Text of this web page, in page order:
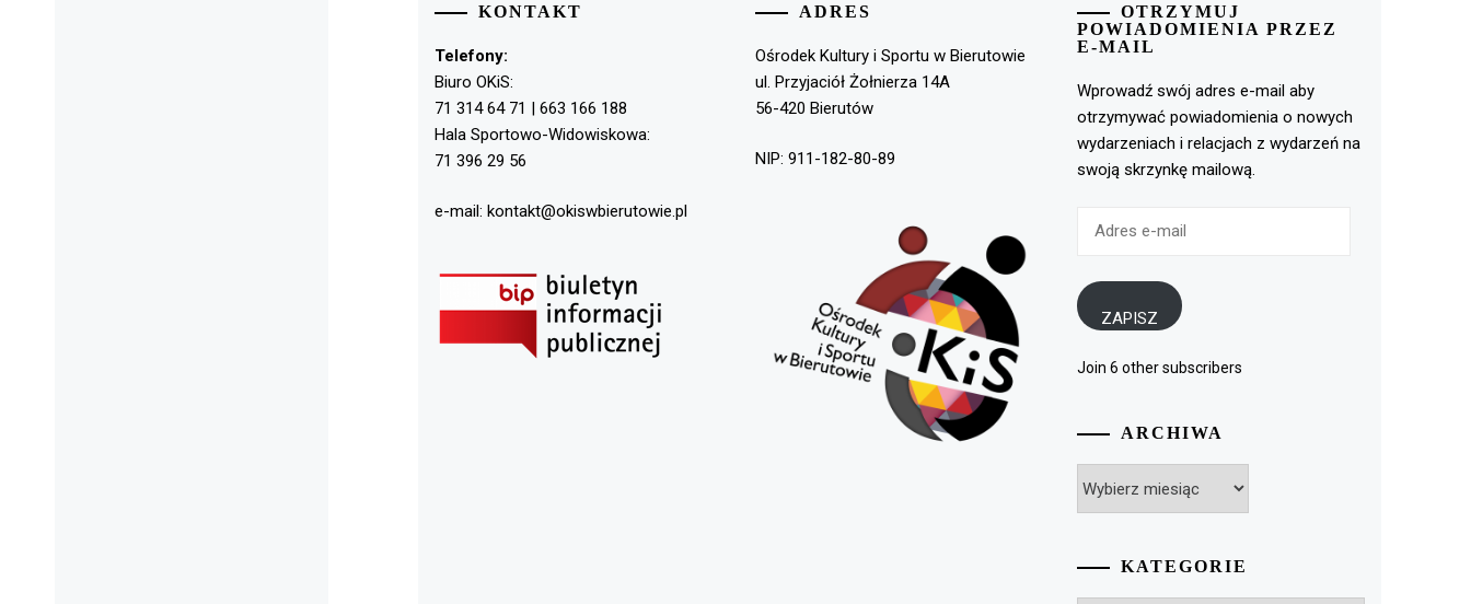
KONTAKT
Telefony:
Biuro OKiS:
71 314 64 71 | 663 166 188
Hala Sportowo-Widowiskowa:
71 396 29 56
e-mail: kontakt@okiswbierutowie.pl
ADRES
Ośrodek Kultury i Sportu w Bierutowie
ul. Przyjaciół Żołnierza 14A
56-420 Bierutów
NIP: 911-182-80-89
OTRZYMUJ
POWIADOMIENIA PRZEZ
E-MAIL
Wprowadź swój adres e-mail aby
otrzymywać powiadomienia o nowych
wydarzeniach i relacjach z wydarzeń na
swoją skrzynkę mailową.
ZAPISZ
Join 6 other subscribers
ARCHIWA
KATEGORIE